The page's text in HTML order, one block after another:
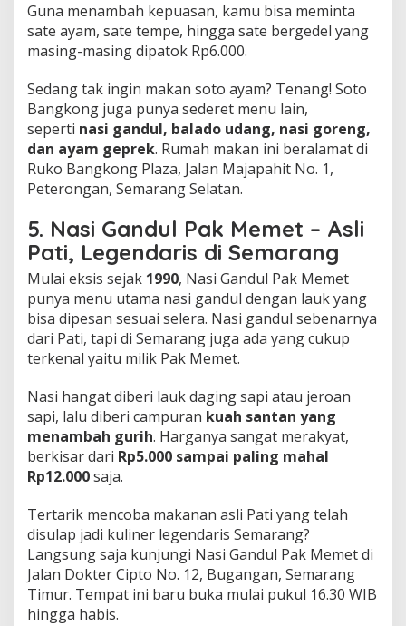
Guna menambah kepuasan, kamu bisa meminta
sate ayam, sate tempe, hingga sate bergedel yang
masing-masing dipatok Rp6.000.
Sedang tak ingin makan soto ayam? Tenang! Soto
Bangkong juga punya sederet menu lain,
seperti nasi gandul, balado udang, nasi goreng,
dan ayam geprek. Rumah makan ini beralamat di
Ruko Bangkong Plaza, Jalan Majapahit No. 1,
Peterongan, Semarang Selatan.
5. Nasi Gandul Pak Memet – Asli
Pati, Legendaris di Semarang
Mulai eksis sejak 1990, Nasi Gandul Pak Memet
punya menu utama nasi gandul dengan lauk yang
bisa dipesan sesuai selera. Nasi gandul sebenarnya
dari Pati, tapi di Semarang juga ada yang cukup
terkenal yaitu milik Pak Memet.
Nasi hangat diberi lauk daging sapi atau jeroan
sapi, lalu diberi campuran kuah santan yang
menambah gurih. Harganya sangat merakyat,
berkisar dari Rp5.000 sampai paling mahal
Rp12.000saja.
Tertarik mencoba makanan asli Pati yang telah
disulap jadi kuliner legendaris Semarang?
Langsung saja kunjungi Nasi Gandul Pak Memet di
Jalan Dokter Cipto No. 12, Bugangan, Semarang
Timur. Tempat ini baru buka mulai pukul 16.30 WIB
hingga habis.